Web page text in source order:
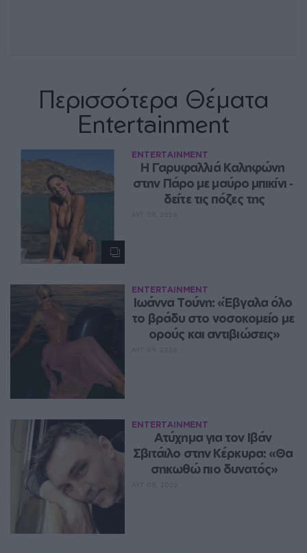
Περισσότερα Θέματα
Entertainment
ENTERTAINMENT
Η Γαρυφαλλιά Καληφώνη
στην Πάρο με μαύρο μπικίνι ‑
δείτε τις πόζες της
ENTERTAINMENT
Ιωάννα Τούνη: «Έβγαλα όλο
το βράδυ στο νοσοκομείο με
ορούς και αντιβιώσεις»
ENTERTAINMENT
Ατύχημα για τον Ιβάν
Σβιτάιλο στην Κέρκυρα: «Θα
σηκωθώ πιο δυνατός»